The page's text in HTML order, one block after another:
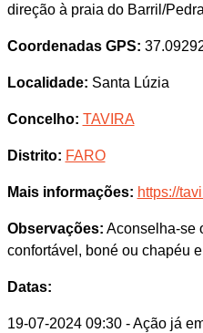
direção à praia do Barril/
Coordenadas GPS:
Localidade: Santa Lúzia
Concelho: TAVIRA
Distrito: FARO
Mais informações: https://
Observações: Aconselha-se
confortável, boné ou chapéu e
Datas:
19-07-2024 09:30 - Ação já